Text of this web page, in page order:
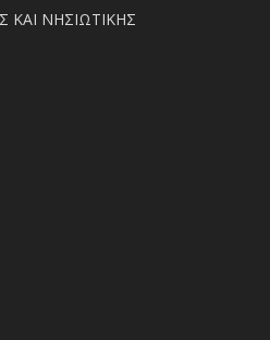
ΚΑΙ ΝΗΣΙΩΤΙΚΗΣ